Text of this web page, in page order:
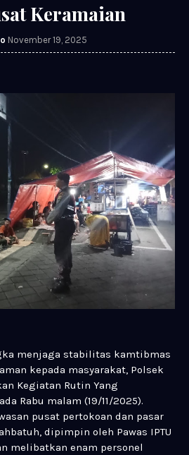
Keramaian
November 19, 2025
menjaga stabilitas kamtibmas
kepada masyarakat, Polsek
Kegiatan Rutin Yang
Rabu malam (19/11/2025).
pusat pertokoan dan pasar
dipimpin oleh Pawas IPTU
melibatkan enam personel